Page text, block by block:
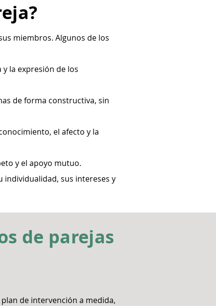
miembros. Algunos de los
la expresión de los
de forma constructiva, sin
el afecto y la
y el apoyo mutuo.
individualidad, sus intereses y
de parejas
de intervención a medida,